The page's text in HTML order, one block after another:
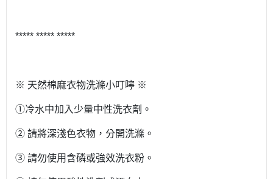
***** ***** *****
※ 天然棉麻衣物洗滌小叮嚀 ※
①冷水中加入少量中性洗衣劑。
② 請將深淺色衣物，分開洗滌。
③ 請勿使用含磷或強效洗衣粉。